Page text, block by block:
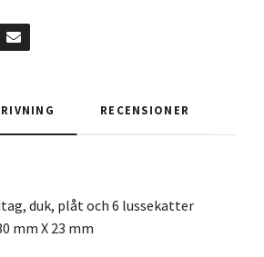
RECENSIONER
duk, plåt och 6 lussekatter
mm X 23 mm